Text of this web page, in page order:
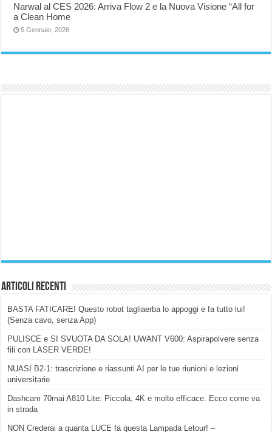
Narwal al CES 2026: Arriva Flow 2 e la Nuova Visione “All for
a Clean Home
5 Gennaio, 2026
Articoli Recenti
BASTA FATICARE! Questo robot tagliaerba lo appoggi e fa tutto lui!
(Senza cavo, senza App)
PULISCE e SI SVUOTA DA SOLA! UWANT V600: Aspirapolvere senza
fili con LASER VERDE!
NUASI B2-1: trascrizione e riassunti AI per le tue riunioni e lezioni
universitarie
Dashcam 70mai A810 Lite: Piccola, 4K e molto efficace. Ecco come va
in strada
NON Crederai a quanta LUCE fa questa Lampada Letour! –